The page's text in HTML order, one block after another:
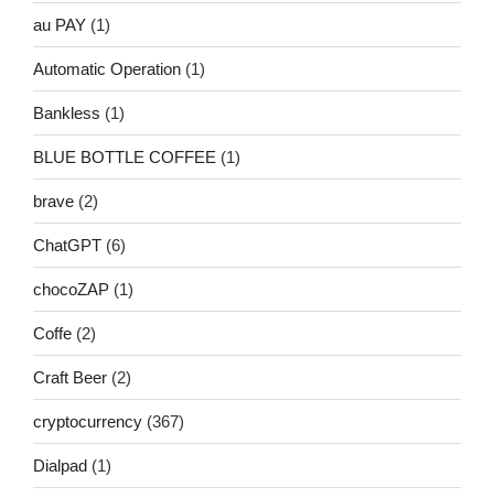
au PAY (1)
Automatic Operation (1)
Bankless (1)
BLUE BOTTLE COFFEE (1)
brave (2)
ChatGPT (6)
chocoZAP (1)
Coffe (2)
Craft Beer (2)
cryptocurrency (367)
Dialpad (1)